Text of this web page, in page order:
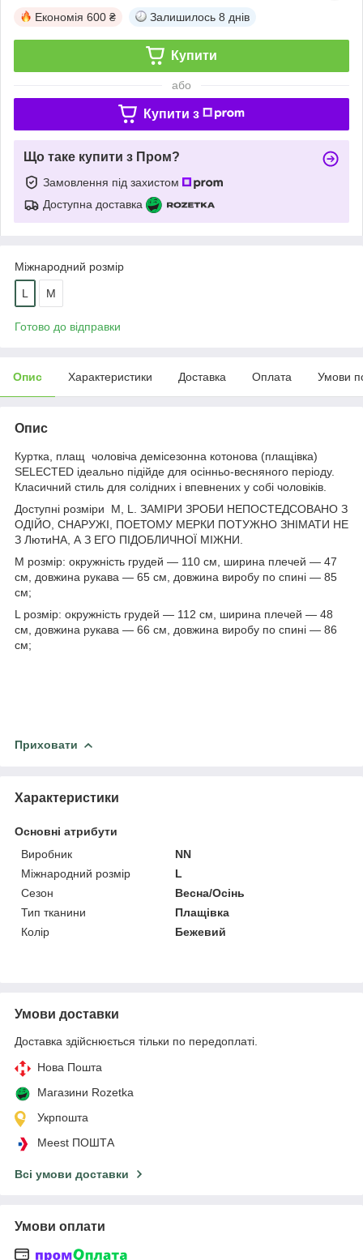
Економія 600 ₴ Залишилось 8 днів
Купити
або
Купити з
Що таке купити з Пром?
Замовлення під захистом
Доступна доставка
Міжнародний розмір
L M
Готово до відправки
Опис Характеристики Доставка Оплата Умови
Опис
Куртка, плащ чоловіча демісезонна котонова (плащівка)
SELECTED ідеально підійде для осінньо-весняного періоду.
Класичний стиль для солідних і впевнених у собі чоловіків.
Доступні розміри M, L. ЗАМІРИ ЗРОБИ НЕПОСТЕДСОВАНО З
ОДІЙО, СНАРУЖІ, ПОЕТОМУ МЕРКИ ПОТУЖНО ЗНІМАТИ НЕ
З ЛютиНА, А З ЕГО ПІДОБЛИЧНОЇ МІЖНИ.
M розмір: окружність грудей — 110 см, ширина плечей — 47
см, довжина рукава — 65 см, довжина виробу по спині — 85
см;
L розмір: окружність грудей — 112 см, ширина плечей — 48
см, довжина рукава — 66 см, довжина виробу по спині — 86
см;
Приховати
Характеристики
Основні атрибути
Виробник
NN
Міжнародний розмір
L
Сезон
Весна/Осінь
Тип тканини
Плащівка
Колір
Бежевий
Умови доставки
Доставка здійснюється тільки по передоплаті.
Нова Пошта
Магазини Rozetka
Укрпошта
Meest ПОШТА
Всі умови доставки
Умови оплати